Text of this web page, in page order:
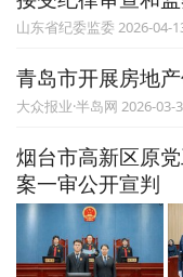
山东省纪委监委
青岛市开展房地
大众报业·半岛网
烟台市高新区原
案一审公开宣判